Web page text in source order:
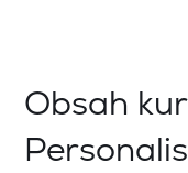
Obsah